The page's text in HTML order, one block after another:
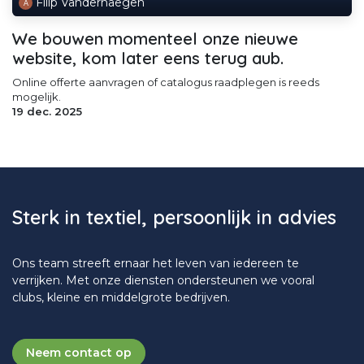
We bouwen momenteel onze nieuwe
website, kom later eens terug aub.
Online offerte aanvragen of catalogus raadplegen is reeds
mogelijk.
19 dec. 2025
Sterk in textiel, persoonlijk in advies
Ons team streeft ernaar het leven van iedereen te
verrijken. Met onze diensten ondersteunen we vooral
clubs, kleine en middelgrote bedrijven.
Neem contact op